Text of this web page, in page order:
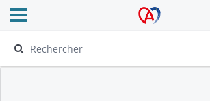
Archives Alsace - Colmar
Ouvrir le menu déroulant